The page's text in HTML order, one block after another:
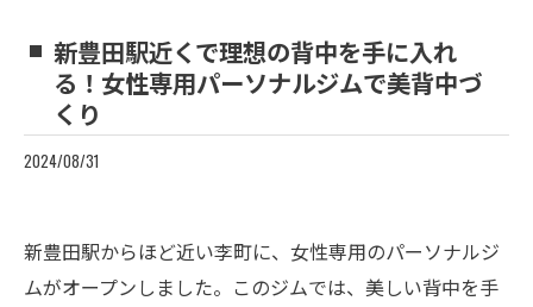
新豊田駅近くで理想の背中を手に入れ
る！女性専用パーソナルジムで美背中づ
くり
2024/08/31
新豊田駅からほど近い李町に、女性専用のパーソナルジ
ムがオープンしました。このジムでは、美しい背中を手